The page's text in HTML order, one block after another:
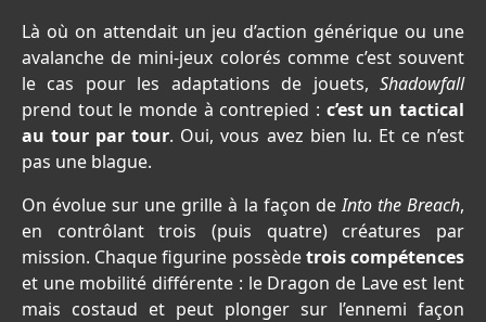
Là où on attendait un jeu d’action générique ou une
avalanche de mini-jeux colorés comme c’est souvent
le cas pour les adaptations de jouets, Shadowfall
prend tout le monde à contrepied : c’est un tactical
au tour par tour. Oui, vous avez bien lu. Et ce n’est
pas une blague.
On évolue sur une grille à la façon deInto the Breach,
en contrôlant trois (puis quatre) créatures par
mission. Chaque figurine possèdetrois compétences
et une mobilité différente : le Dragon de Lave est lent
mais costaud et peut plonger sur l’ennemi façon